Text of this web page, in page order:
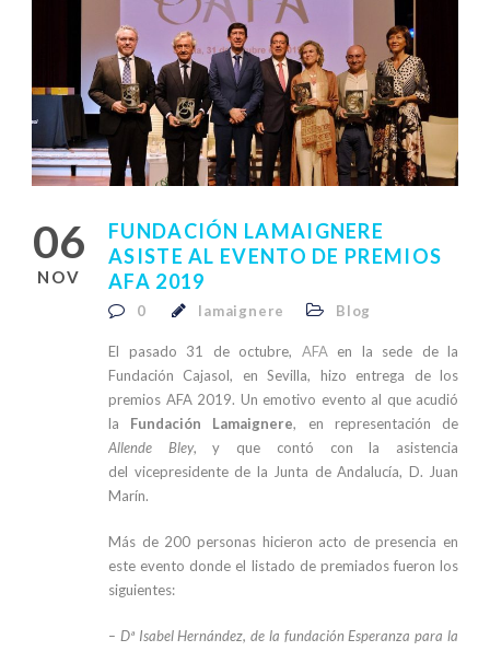
06
NOV
FUNDACIÓN LAMAIGNERE
ASISTE AL EVENTO DE PREMIOS
AFA 2019
0 lamaignere Blog
El pasado 31 de octubre, AFAen la sede de la
Fundación Cajasol, en Sevilla, hizo entrega de los
premios AFA 2019. Un emotivo evento al que acudió
la Fundación Lamaignere, en representación de
Allende Bley, y que contó con la asistencia
del vicepresidente de la Junta de Andalucía, D. Juan
Marín.
Más de 200 personas hicieron acto de presencia en
este evento donde el listado de premiados fueron los
siguientes:
– Dª Isabel Hernández, de la fundación Esperanza para la